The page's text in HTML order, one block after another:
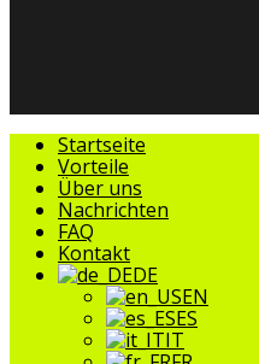
Menü
schließen
Startseite
Vorteile
Über uns
Nachrichten
FAQ
Kontakt
DE
EN
ES
IT